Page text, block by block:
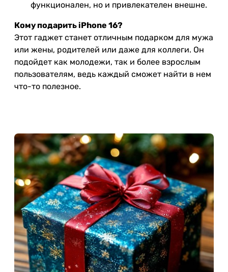
функционален, но и привлекателен внешне.
Кому подарить iPhone 16?
Этот гаджет станет отличным подарком для мужа
или жены, родителей или даже для коллеги. Он
подойдет как молодежи, так и более взрослым
пользователям, ведь каждый сможет найти в нем
что-то полезное.